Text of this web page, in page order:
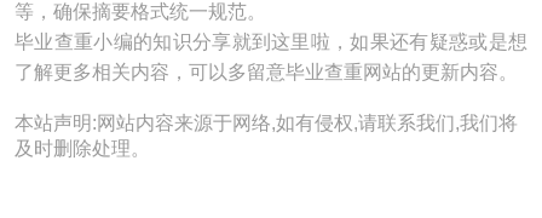
等，确保摘要格式统一规范。
毕业查重小编的知识分享就到这里啦，如果还有疑惑或是想
了解更多相关内容，可以多留意毕业查重网站的更新内容。
本站声明:网站内容来源于网络,如有侵权,请联系我们,我们将
及时删除处理。